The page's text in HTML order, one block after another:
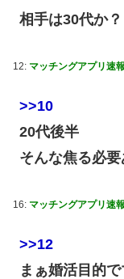
相手は30代か？
12: マッチングアプリ速報
>>10
20代後半
そんな焦る必
16: マッチングアプリ速報
>>12
まぁ婚活目的